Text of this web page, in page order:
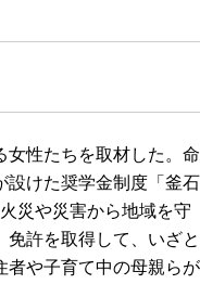
性たちを取材した。命
設けた奨学金制度「釜石
災や災害から地域を守
免許を取得して、いざと
者や子育て中の母親らが